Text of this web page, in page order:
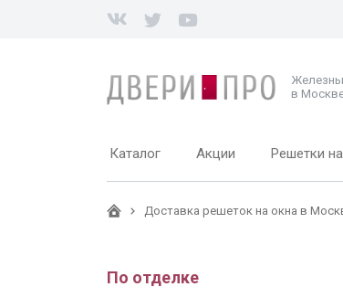
в
Каталог Акции Решетки
Доставка решеток на окна в
По отделке